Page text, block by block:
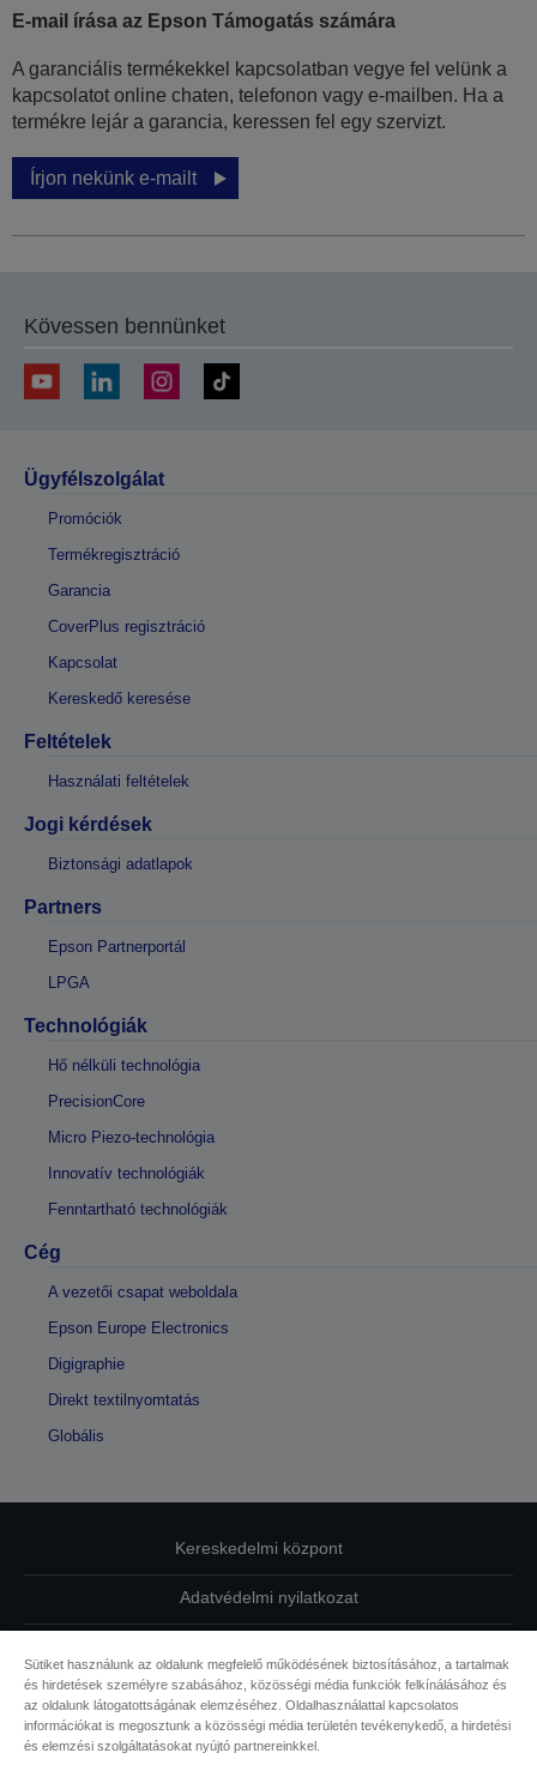
E-mail írása az Epson Támogatás számára
A garanciális termékekkel kapcsolatban vegye fel velünk a
kapcsolatot online chaten, telefonon vagy e-mailben. Ha a
termékre lejár a garancia, keressen fel egy szervizt.
Írjon nekünk e-mailt
Kövessen bennünket
Ügyfélszolgálat
Promóciók
Termékregisztráció
Garancia
CoverPlus regisztráció
Kapcsolat
Kereskedő keresése
Feltételek
Használati feltételek
Jogi kérdések
Biztonsági adatlapok
Partners
Epson Partnerportál
LPGA
Technológiák
Hő nélküli technológia
PrecisionCore
Micro Piezo-technológia
Innovatív technológiák
Fenntartható technológiák
Cég
A vezetői csapat weboldala
Epson Europe Electronics
Digigraphie
Direkt textilnyomtatás
Globális
Kereskedelmi központ
Adatvédelmi nyilatkozat
Kapcsolatfelvétel
Sütikkel kapcsolatos információk
Sütiket használunk az oldalunk megfelelő működésének biztosításához, a tartalmak
és hirdetések személyre szabásához, közösségi média funkciók felkínálásához és
az oldalunk látogatottságának elemzéséhez. Oldalhasználattal kapcsolatos
információkat is megosztunk a közösségi média területén tevékenykedő, a hirdetési
és elemzési szolgáltatásokat nyújtó partnereinkkel.